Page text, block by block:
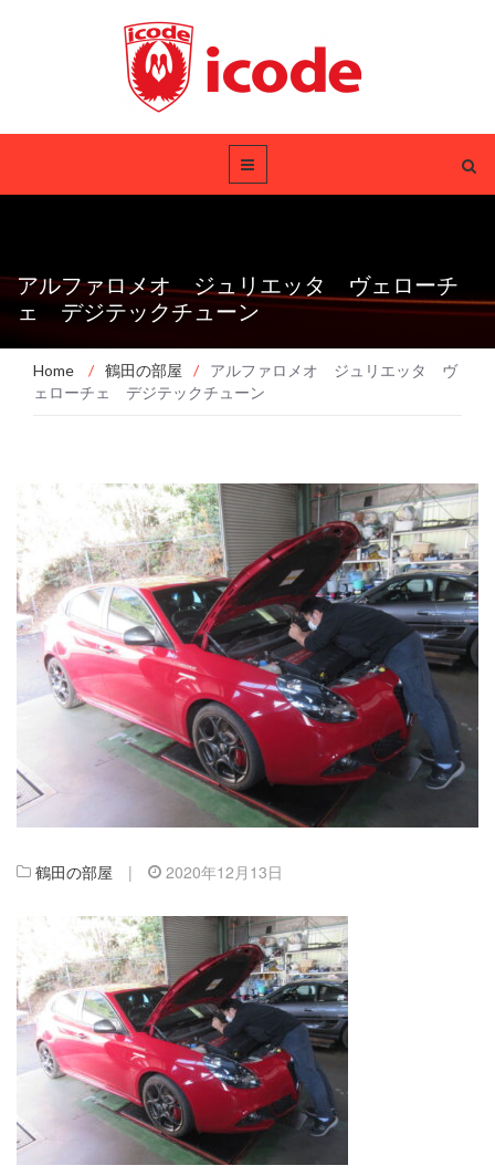
アルファロメオ ジュリエッタ ヴェローチ
ェ デジテックチューン
Home / 鶴田の部屋 /
アルファロメオ ジュリエッタ ヴ
ェローチェ デジテックチューン
鶴田の部屋 | 2020年12月13日